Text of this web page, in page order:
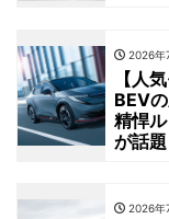
2026年
【人
BEV
精悍
が話題
2026年